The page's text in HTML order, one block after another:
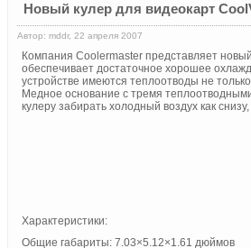
Новый кулер для видеокарт
Автор: mddr, 22 апреля 2007
Компания Coolermaster представляет
обеспечивает достаточное хорошее
устройстве имеются теплоотводы не
Медное основание с тремя
кулеру забирать холодный воздух как снизу,
Характеристики:
Общие габариты: 7.03×5.12×1.61 дюймов